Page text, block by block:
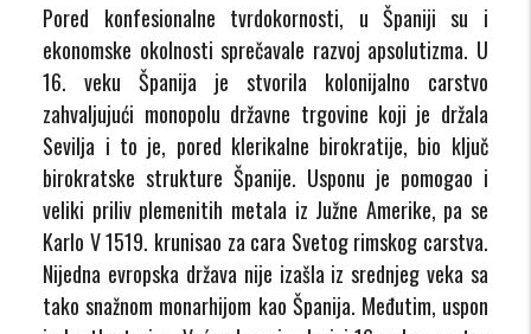
Pored konfesionalne tvrdokornosti, u Španiji su i
ekonomske okolnosti sprečavale razvoj apsolutizma. U
16. veku Španija je stvorila kolonijalno carstvo
zahvaljujući monopolu državne trgovine koji je držala
Sevilja i to je, pored klerikalne birokratije, bio ključ
birokratske strukture Španije. Usponu je pomogao i
veliki priliv plemenitih metala iz Južne Amerike, pa se
Karlo V 1519. krunisao za cara Svetog rimskog carstva.
Nijedna evropska država nije izašla iz srednjeg veka sa
tako snažnom monarhijom kao Španija. Međutim, uspon